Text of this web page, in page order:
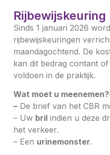
Rijbewijskeuring
Sinds 1 januari 2026
rijbewijskeuringen
maandagochtend. De
kan dit bedrag contant
voldoen in de praktijk.
Wat moet u
–De brief van het CBR
– Uw brilindien u deze
het verkeer.
– Een urinemonster.